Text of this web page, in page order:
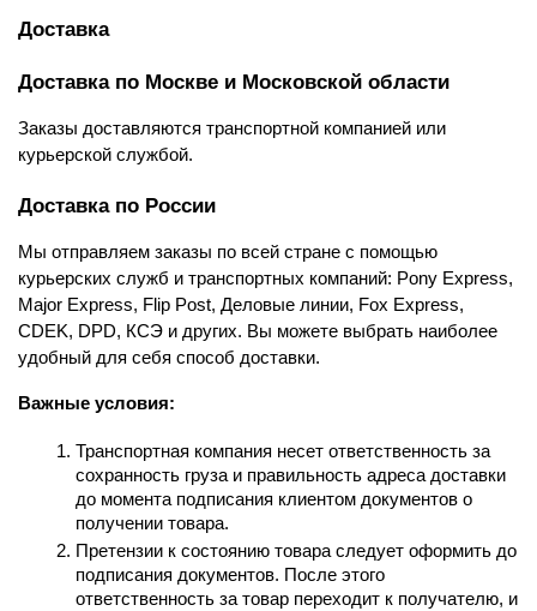
Доставка
Доставка по Москве и Московской области
Заказы доставляются транспортной компанией или
курьерской службой.
Доставка по России
Мы отправляем заказы по всей стране с помощью
курьерских служб и транспортных компаний: Pony Express,
Major Express, Flip Post, Деловые линии, Fox Express,
CDEK, DPD, КСЭ и других. Вы можете выбрать наиболее
удобный для себя способ доставки.
Важные условия:
Транспортная компания несет ответственность за
сохранность груза и правильность адреса доставки
до момента подписания клиентом документов о
получении товара.
Претензии к состоянию товара следует оформить до
подписания документов. После этого
ответственность за товар переходит к получателю, и